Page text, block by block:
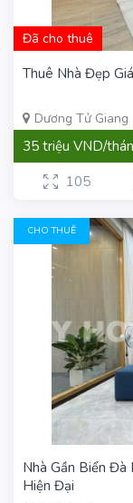
Đã cho thuê
Thuê Nhà Đẹp
Dương Tử Giang
35 triệu VND/
105
CHO THUÊ
Nhà Gần Biển Đà
Hiện Đại